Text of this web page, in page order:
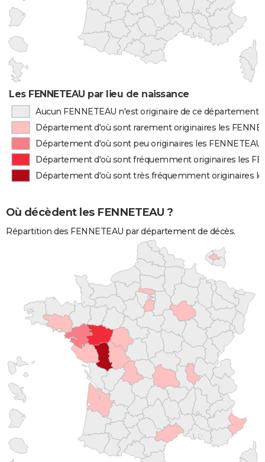
Les FENNETEAU par lieu de naissance
Aucun FENNETEAU n'est originaire de ce département
Département d'où sont rarement originaires les
Département d'où sont peu originaires les FENNETEAU
Département d'où sont fréquemment originaires les
Département d'où sont très fréquemment originaires
Où décèdent les FENNETEAU ?
Répartition des FENNETEAU par département de décès.